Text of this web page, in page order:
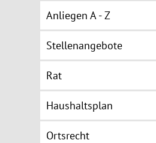
Anliegen A - Z
Stellenangebote
Rat
Haushaltsplan
Ortsrecht